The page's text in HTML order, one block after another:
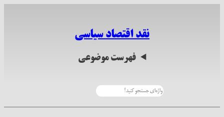
نقد اقتصاد سیاسی
فهرست موضوعی